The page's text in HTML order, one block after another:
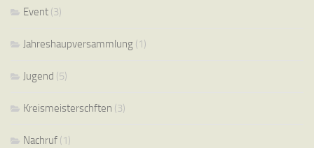
Event (3)
Jahreshaupversammlung (1)
Jugend (5)
Kreismeisterschften (3)
Nachruf (1)